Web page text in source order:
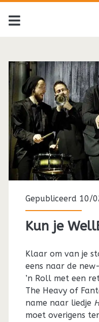
Gepubliceerd 10/
Kun je
Klaar om van je
eens naar de
’n Roll met een
The Heavy of
name naar liedje
moet overigens